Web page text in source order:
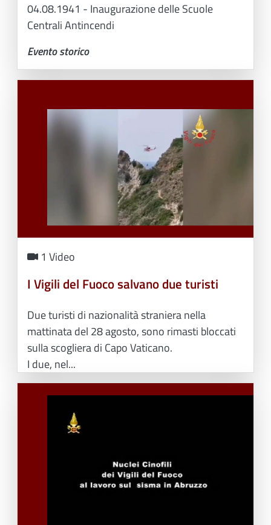
04.08.1941 - Inaugurazione delle Scuole
Centrali Antincendi
Evento storico
1 Video
I Vigili del Fuoco salvano due turisti
Due turisti di nazionalità straniera nella
mattinata del 28 agosto, sono rimasti bloccati
sulla scogliera di Capo Vaticano.
I due, nel...